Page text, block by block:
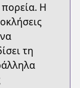
Η
τη